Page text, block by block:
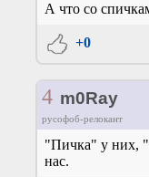
А что со
+0
4 m0Ray
русофоб-релокант
"Пичка" у них,
нас.